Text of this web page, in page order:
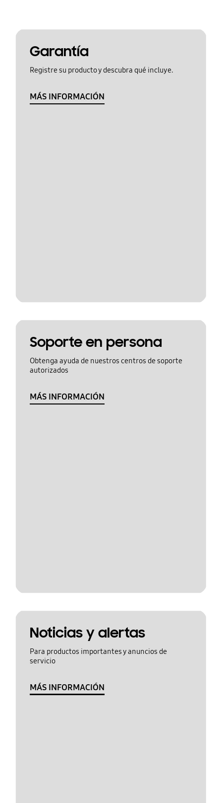
Garantía
Registre su producto y descubra qué incluye.
MÁS INFORMACIÓN
Soporte en persona
Obtenga ayuda de nuestros centros de soporte
autorizados
MÁS INFORMACIÓN
Noticias y alertas
Para productos importantes y anuncios de
servicio
MÁS INFORMACIÓN